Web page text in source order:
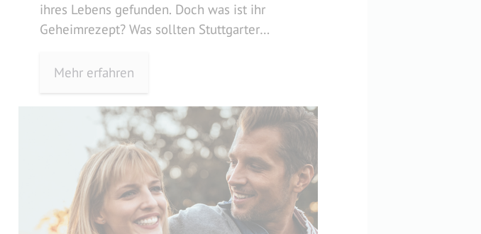
ihres Lebens gefunden. Doch was ist ihr
Geheimrezept? Was sollten Stuttgarter
auf Partnersuche gehen möchten? Wir haben
Online Partnersuche genauer angesehen und
verraten euch hier die besten Tipps. Damit ihr
Weiterlesen
Mehr erfahren